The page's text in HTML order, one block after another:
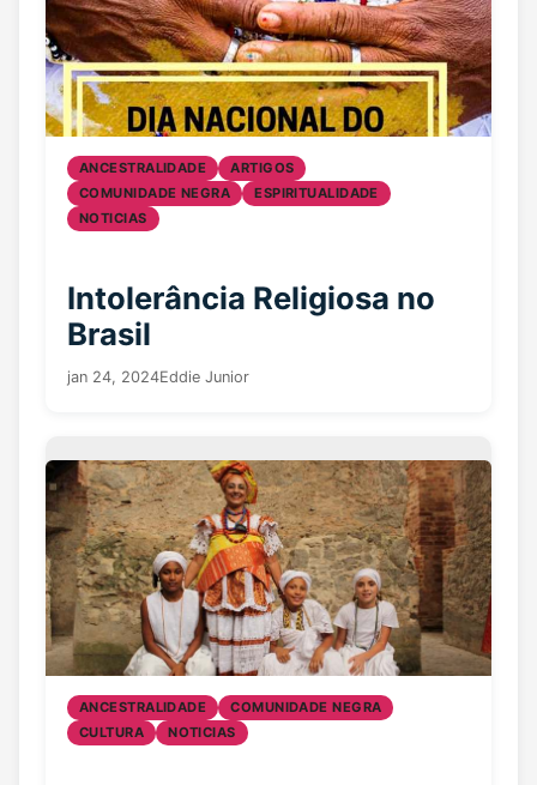
ANCESTRALIDADE
ARTIGOS
COMUNIDADE NEGRA
ESPIRITUALIDADE
NOTICIAS
Intolerância Religiosa no
Brasil
jan 24, 2024Eddie Junior
ANCESTRALIDADE
COMUNIDADE NEGRA
CULTURA
NOTICIAS